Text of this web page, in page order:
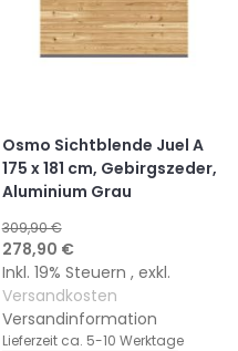
Osmo Sichtblende Juel A
175 x 181 cm, Gebirgszeder,
Aluminium Grau
309,90 €
Sonderangebot
278,90 €
Inkl. 19% Steuern , exkl.
Versandkosten
Versandinformation
Lieferzeit ca. 5-10 Werktage